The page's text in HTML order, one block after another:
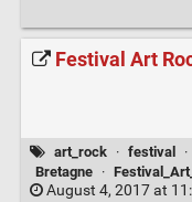
Festival Art
art_rock · festival ·
Bretagne
·
August 4, 2017 at